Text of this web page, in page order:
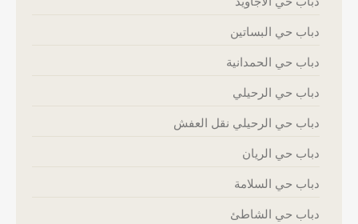
دباب حي البساتين
دباب حي الحمدانية
دباب حي الرحيلي
دباب حي الرحيلي نقل العفش
دباب حي الريان
دباب حي السلامة
دباب حي الشاطئ